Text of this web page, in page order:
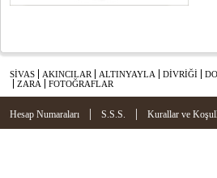
SİVAS AKINCILAR ALTINYAYLA DİVRİĞİ
ZARA
FOTOĞRAFLAR
Hesap Numaraları | S.S.S. | Kurallar ve